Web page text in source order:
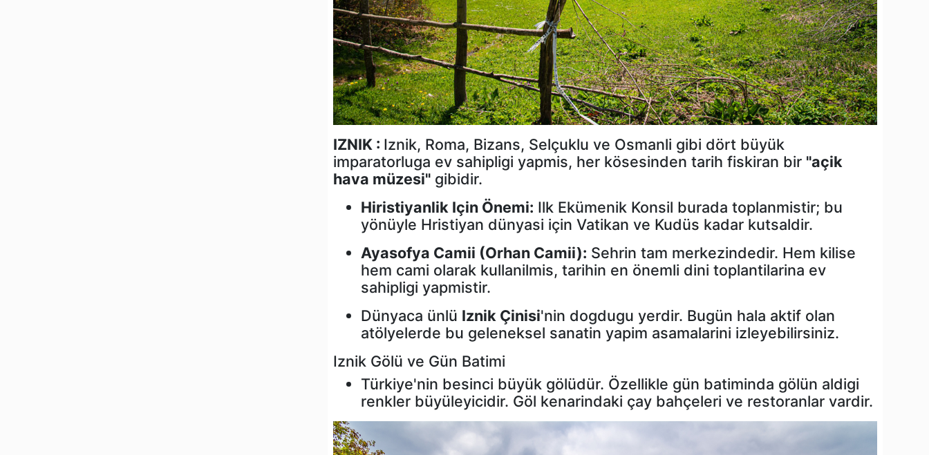
IZNIK : Iznik, Roma, Bizans, Selçuklu ve Osmanli gibi dört büyük
imparatorluga ev sahipligi yapmis, her kösesinden tarih fiskiran bir "açik
hava müzesi"gibidir.
Hiristiyanlik Için Önemi: Ilk Ekümenik Konsil burada toplanmistir; bu
yönüyle Hristiyan dünyasi için Vatikan ve Kudüs kadar kutsaldir.
Ayasofya Camii (Orhan Camii): Sehrin tam merkezindedir. Hem kilise
hem cami olarak kullanilmis, tarihin en önemli dini toplantilarina ev
sahipligi yapmistir.
Dünyaca ünlü Iznik Çinisi'nin dogdugu yerdir. Bugün hala aktif olan
atölyelerde bu geleneksel sanatin yapim asamalarini izleyebilirsiniz.
Iznik Gölü ve Gün Batimi
Türkiye'nin besinci büyük gölüdür. Özellikle gün batiminda gölün aldigi
renkler büyüleyicidir. Göl kenarindaki çay bahçeleri ve restoranlar vardir.